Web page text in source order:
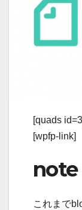
[quads
[wpfp-link]
note
これまで